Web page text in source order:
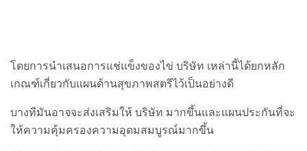
โดยการนำเสนอการแช่แข็งของไข่ บริษัท เหล่านี้ได้ยกหลัก
เกณฑ์เกี่ยวกับแผนด้านสุขภาพสตรีไว้เป็นอย่างดี
บางทีมันอาจจะส่งเสริมให้ บริษัท มากขึ้นและแผนประกันที่จะ
ให้ความคุ้มครองความอุดมสมบูรณ์มากขึ้น